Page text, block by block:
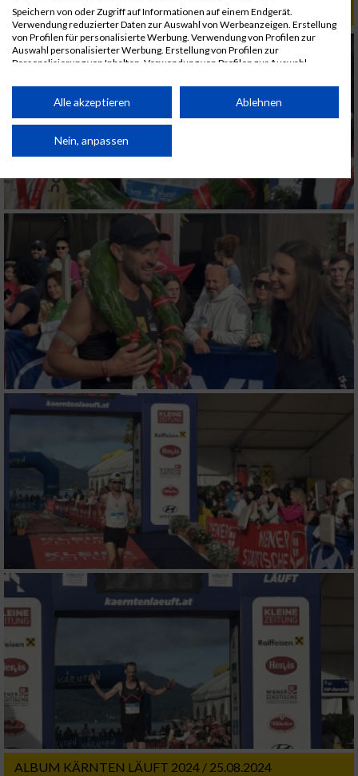
ALBUM KÄRNTEN LÄUFT / 31.08.2025
ALBUM KÄRNTEN LÄUFT 2024 / 25.08.2024
Speichern von oder Zugriff auf Informationen auf einem Endgerät.
Verwendung reduzierter Daten zur Auswahl von Werbeanzeigen. Erstellung
von Profilen für personalisierte Werbung. Verwendung von Profilen zur
Auswahl personalisierter Werbung. Erstellung von Profilen zur
Personalisierung von Inhalten. Verwendung von Profilen zur Auswahl
Performance von Inhalten. Analyse von Zielgruppen durch Statistiken oder
Kombinationen von Daten aus verschiedenen Quellen. Entwicklung und
von Inhalten.
Daten können außerhalb der Europäischen Union weitergegeben und in die
Website/App.
Partnerliste anzeigen (1 IAB-Anbieter)
Wir nutzen Ihre Daten für folgende Zwecke:
IAB-Verarbeitungszwecke:
Speichern von oder Zugriff auf Informationen
auf einem Endgerät
Verwendung reduzierter Daten zur Auswahl
von Werbeanzeigen
Erstellung von Profilen für personalisierte
Werbung
Verwendung von Profilen zur Auswahl
personalisierter Werbung
Erstellung von Profilen zur Personalisierung
von Inhalten
Verwendung von Profilen zur Auswahl
personalisierter Inhalte
Messung der Werbeleistung
Messung der Performance von Inhalten
Analyse von Zielgruppen durch Statistiken
oder Kombinationen von Daten aus
verschiedenen Quellen
Entwicklung und Verbesserung der Angebote
Alle akzeptieren Ablehnen
Nein, anpassen